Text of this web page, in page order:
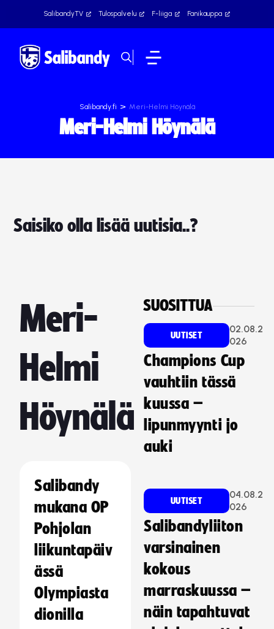
SalibandyTV Tulospalvelu F-liiga Fanikauppa
Salibandy.fi > Meri-Helmi Höynälä
Meri-Helmi Höynälä
Saisiko olla lisää uutisia..?
Meri-
Helmi
Höynälä
Salibandy
mukana OP
Pohjolan
liikuntapäiv
ässä
Olympiasta
dionilla
SUOSITTUA
UUTISET
02.08.2
026
Champions Cup
vauhtiin tässä
kuussa –
lipunmyynti jo
auki
UUTISET
04.08.2
026
Salibandyliiton
varsinainen
kokous
marraskuussa –
näin tapahtuvat